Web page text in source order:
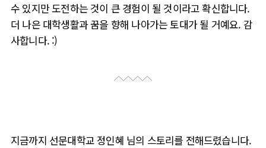
수 있지만 도전하는 것이 큰 경험이 될 것이라고 확신합니다.
더 나은 대학생활과 꿈을 향해 나아가는 토대가 될 거예요. 감
사합니다. :)
지금까지 선문대학교 정인혜 님의 스토리를 전해드렸습니다.